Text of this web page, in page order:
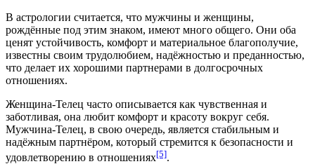
В астрологии считается, что мужчины и женщины,
рождённые под этим знаком, имеют много общего. Они оба
ценят устойчивость, комфорт и материальное благополучие,
известны своим трудолюбием, надёжностью и преданностью,
что делает их хорошими партнерами в долгосрочных
отношениях.
Женщина-Телец часто описывается как чувственная и
заботливая, она любит комфорт и красоту вокруг себя.
Мужчина-Телец, в свою очередь, является стабильным и
надёжным партнёром, который стремится к безопасности и
удовлетворению в отношениях[5].